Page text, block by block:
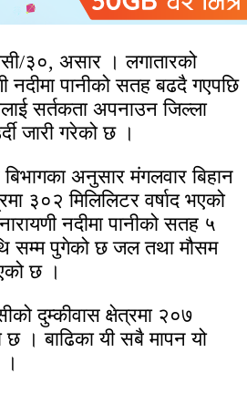
३०, असार । लगातारको
नदीमा पानीको सतह बढदै गएपछि
सर्तकता अपनाउन जिल्ला
जारी गरेको छ ।
अनुसार मंगलवार बिहान
३०२ मिलिलिटर वर्षाद भएको
नदीमा पानीको सतह ५
सम्म पुगेको छ जल तथा मौसम
छ ।
दुम्कीवास क्षेत्रमा २०७
छ । बाढिका यी सबै मापन यो
।